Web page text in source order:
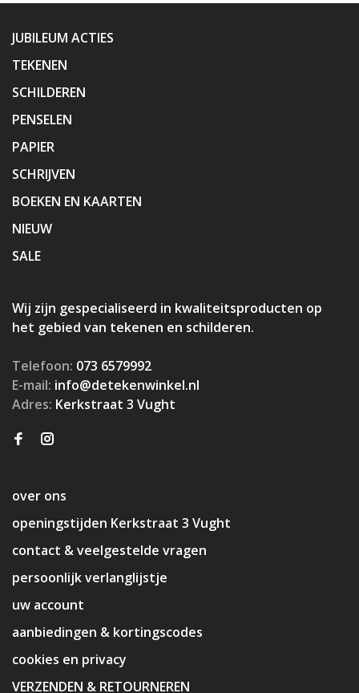
JUBILEUM ACTIES
TEKENEN
SCHILDEREN
PENSELEN
PAPIER
SCHRIJVEN
BOEKEN EN KAARTEN
NIEUW
SALE
Wij zijn gespecialiseerd in kwaliteitsproducten op
het gebied van tekenen en schilderen.
Telefoon: 073 6579992
E-mail: info@detekenwinkel.nl
Adres: Kerkstraat 3 Vught
over ons
openingstijden Kerkstraat 3 Vught
contact & veelgestelde vragen
persoonlijk verlanglijstje
uw account
aanbiedingen & kortingscodes
cookies en privacy
VERZENDEN & RETOURNEREN